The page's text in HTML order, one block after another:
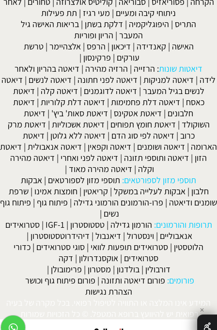
ניתוחי קיבה ומעיים | מעי רגיז | תת פעילות
התריס | היפוגליקמיה | דלקת בשתן | בריאות האישה גיל
המעבר | הריון ופוריות
האישה | קאנדידה | דיכאון | הרפס | אלצהיימר |טרשת
עורקים | פרקינסון |
דיאטות שונות: הרזייה | הרזיה מהירה | דיאטה בהריון ולאחר
לידה | דיאטה למניקות | דיאטה לפני חתונה | דיאטה לנשים | דיאטה
לנשים בגיל המעבר | דיאטה לדוגמנים | דיאטה קלה | דיאטת
כאסח | דיאטה דלת פחמימות | דיאטה דלת קלוריות | דיאטת
חלבונים | דיאטת אטקינס | דיאטת סאות' ביץ' | דיאטת
השוקולד | דיאטת חומץ תפוחים | דיאטת אשכוליות | דיאטת מרק
כרוב | דיאטה לפי סוג הדם | דיאטה ללא גלוטן | דיאטת
הארומה | דיאטה ושומנים | דיאטה וקפאין | דיאטה אנאבולית | דיאטת
הזון | דיאטה ותוספי תזונה | דיאטה לפני ואחרי | דיאטה מהירה
וקלה | דיאטה מהירה מאוד |
תוספי מזון לספורטאים: תוספי מזון לספורטאים | אבקות
חלבון | אבקות לעלייה במשקל | קריאטין | חומצות אמינו |שרפת
שומנים ודיאטה | פרו-הורמונים הורמוני גדילה | פיתוח גוף | פיתוח גוף
נשים |
תרופות והורמונים: הורמון גדילה |טסטוסטרון |
IGF-1
|סטרואידים
אנאבוליים | וינסטרול | דיאנבול | דיהידרוטסטוסטרון |
הלוטסטין | סטרואידים תופעות לוואי | סוגי סטרואידים | כדורי
סטרואידים | אוקסנדרולון | דקה
דורבולין | בולדנון | מסטרון | פרימובולן |
פורומים: פורום דיאטה ותזונה | פורום פיתוח גוף וכושר
הצהרת נגישות
המידע אינו המלצה או התוויה לטיפול רפואי. בכל מקרה של בעיה
רפואית יש להיוועץ ברופא המטפל. © כל הזכויות שמורות. ✕